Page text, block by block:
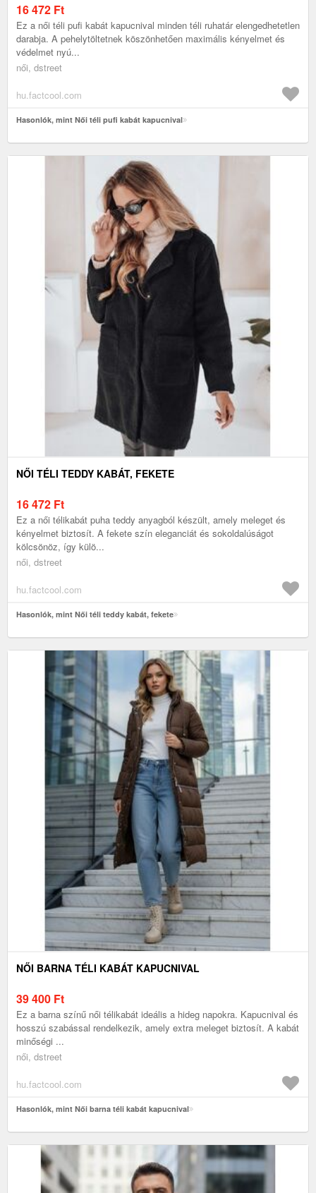
16 472 Ft
Ez a női téli pufi kabát kapucnival minden téli ruhatár elengedhetetlen
darabja. A pehelytöltetnek köszönhetően maximális kényelmet és
védelmet nyú...
női, dstreet
hu.factcool.com
Hasonlók, mint Női téli pufi kabát kapucnival
NŐI TÉLI TEDDY KABÁT, FEKETE
16 472 Ft
Ez a női télikabát puha teddy anyagból készült, amely meleget és
kényelmet biztosít. A fekete szín eleganciát és sokoldalúságot
kölcsönöz, így külö...
női, dstreet
hu.factcool.com
Hasonlók, mint Női téli teddy kabát, fekete
NŐI BARNA TÉLI KABÁT KAPUCNIVAL
39 400 Ft
Ez a barna színű női télikabát ideális a hideg napokra. Kapucnival és
hosszú szabással rendelkezik, amely extra meleget biztosít. A kabát
minőségi ...
női, dstreet
hu.factcool.com
Hasonlók, mint Női barna téli kabát kapucnival